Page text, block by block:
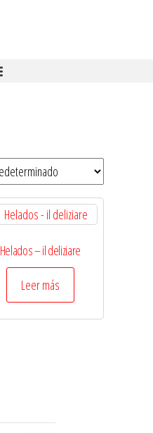
Helados – il deliziare
Leer más